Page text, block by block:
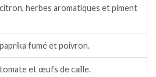
herbes aromatiques et piment
fumé et poivron.
et œufs de caille.